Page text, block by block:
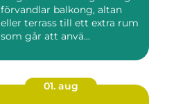
förvandlar balkong, altan
eller terrass till ett extra rum
som går att anvä...
01. aug